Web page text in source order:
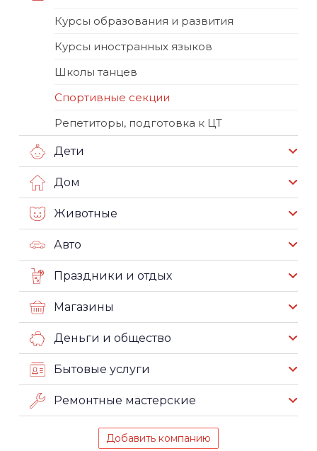
Курсы образования и развития
Курсы иностранных языков
Школы танцев
Спортивные секции
Репетиторы, подготовка к ЦТ
Дети
Дом
Животные
Авто
Праздники и отдых
Магазины
Деньги и общество
Бытовые услуги
Ремонтные мастерские
Добавить компанию